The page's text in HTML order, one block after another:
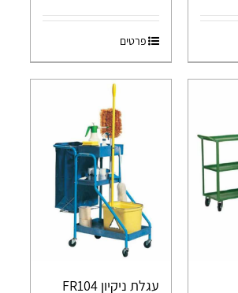
פרטים
עגלת ניקיון FR104